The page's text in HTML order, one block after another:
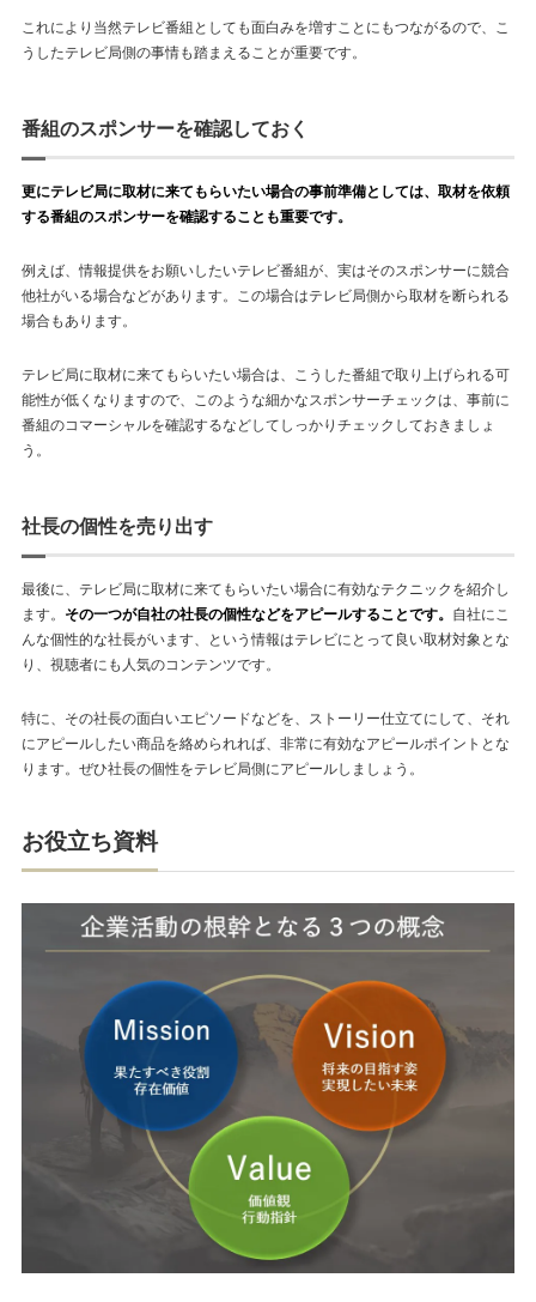
これにより当然テレビ番組としても面白みを増すことにもつながるので、こ
うしたテレビ局側の事情も踏まえることが重要です。
番組のスポンサーを確認しておく
更にテレビ局に取材に来てもらいたい場合の事前準備としては、取材を依頼
する番組のスポンサーを確認することも重要です。
例えば、情報提供をお願いしたいテレビ番組が、実はそのスポンサーに競合
他社がいる場合などがあります。この場合はテレビ局側から取材を断られる
場合もあります。
テレビ局に取材に来てもらいたい場合は、こうした番組で取り上げられる可
能性が低くなりますので、このような細かなスポンサーチェックは、事前に
番組のコマーシャルを確認するなどしてしっかりチェックしておきましょ
う。
社長の個性を売り出す
最後に、テレビ局に取材に来てもらいたい場合に有効なテクニックを紹介し
ます。 その一つが自社の社長の個性などをアピールすることです。 自社にこ
んな個性的な社長がいます、という情報はテレビにとって良い取材対象とな
り、視聴者にも人気のコンテンツです。
特に、その社長の面白いエピソードなどを、ストーリー仕立てにして、それ
にアピールしたい商品を絡められれば、非常に有効なアピールポイントとな
ります。ぜひ社長の個性をテレビ局側にアピールしましょう。
お役立ち資料